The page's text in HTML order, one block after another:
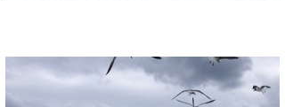
ゴン